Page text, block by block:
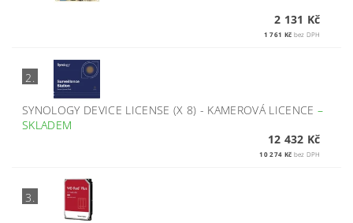
2 131 Kč
1 761 Kč bez DPH
2.
SYNOLOGY DEVICE LICENSE (X 8) - KAMEROVÁ LICENCE –
SKLADEM
12 432 Kč
10 274 Kč bez DPH
3.